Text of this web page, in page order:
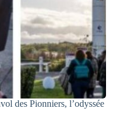
des Pionniers, l’odyssée